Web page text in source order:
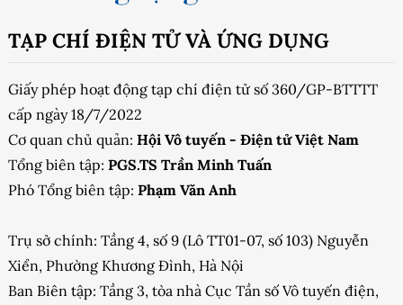
TẠP CHÍ ĐIỆN TỬ VÀ ỨNG DỤNG
Giấy phép hoạt động tạp chí điện tử số 360/GP-BTTTT
cấp ngày 18/7/2022
Cơ quan chủ quản: Hội Vô tuyến - Điện tử Việt Nam
Tổng biên tập: PGS.TS Trần Minh Tuấn
Phó Tổng biên tập: Phạm Văn Anh
Trụ sở chính: Tầng 4, số 9 (Lô TT01-07, số 103) Nguyễn
Xiển, Phường Khương Đình, Hà Nội
Ban Biên tập: Tầng 3, tòa nhà Cục Tần số Vô tuyến điện,